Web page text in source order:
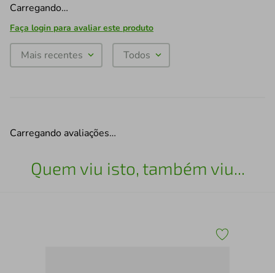
Carregando…
Faça login para avaliar este produto
Mais recentes Todos
Carregando avaliações…
Quem viu isto, também viu...